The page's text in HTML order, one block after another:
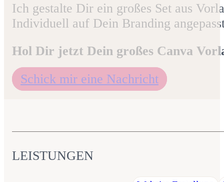
Ich gestalte Dir ein großes Set aus
Individuell auf Dein Branding
Hol Dir jetzt Dein großes Canva
Schick mir eine Nachricht
LEISTUNGEN